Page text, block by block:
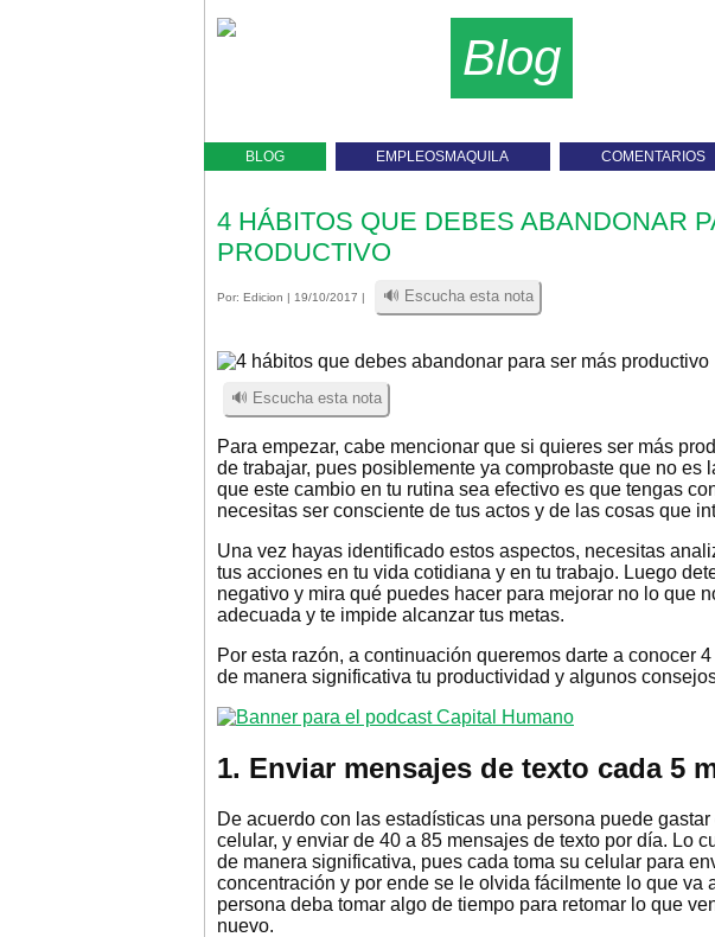
Blog
BLOG EMPLEOSMAQUILA COMENTARIOS
4 HÁBITOS QUE DEBES ABANDONAR
PRODUCTIVO
Por: Edicion | 19/10/2017 | 🔊 Escucha esta nota
🔊 Escucha esta nota
Para empezar, cabe mencionar que si quieres ser más
de trabajar, pues posiblemente ya comprobaste que no es
que este cambio en tu rutina sea efectivo es que tengas
necesitas ser consciente de tus actos y de las cosas que
Una vez hayas identificado estos aspectos, necesitas
tus acciones en tu vida cotidiana y en tu trabajo. Luego
negativo y mira qué puedes hacer para mejorar no lo que
adecuada y te impide alcanzar tus metas.
Por esta razón, a continuación queremos darte a conocer
de manera significativa tu productividad y algunos
1. Enviar mensajes de texto cada 5
De acuerdo con las estadísticas una persona puede
celular, y enviar de 40 a 85 mensajes de texto por día. Lo
de manera significativa, pues cada toma su celular para
concentración y por ende se le olvida fácilmente lo que va
persona deba tomar algo de tiempo para retomar lo que
nuevo.